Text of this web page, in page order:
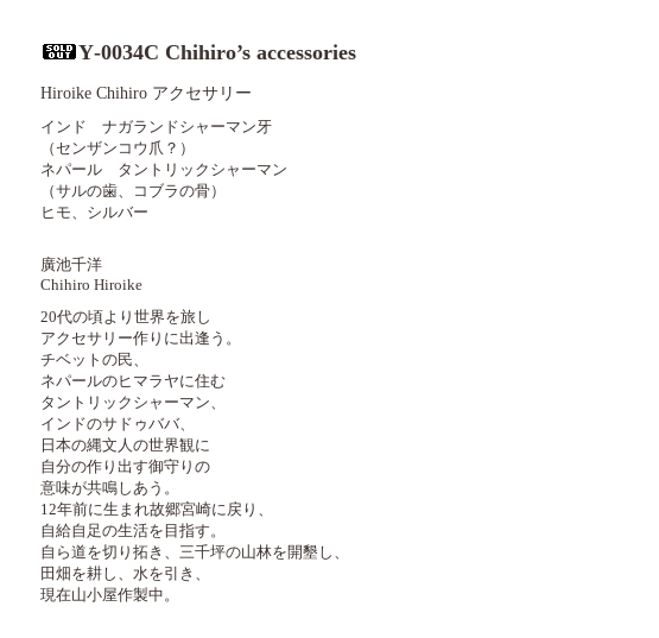
Y‐0034C Chihiro’s accessories
Hiroike Chihiro アクセサリー
インド ナガランドシャーマン牙
（センザンコウ爪？）
ネパール タントリックシャーマン
（サルの歯、コブラの骨）
ヒモ、シルバー
廣池千洋
Chihiro Hiroike
20代の頃より世界を旅し
アクセサリー作りに出逢う。
チベットの民、
ネパールのヒマラヤに住む
タントリックシャーマン、
インドのサドゥババ、
日本の縄文人の世界観に
自分の作り出す御守りの
意味が共鳴しあう。
12年前に生まれ故郷宮崎に戻り、
自給自足の生活を目指す。
自ら道を切り拓き、三千坪の山林を開墾し、
田畑を耕し、水を引き、
現在山小屋作製中。